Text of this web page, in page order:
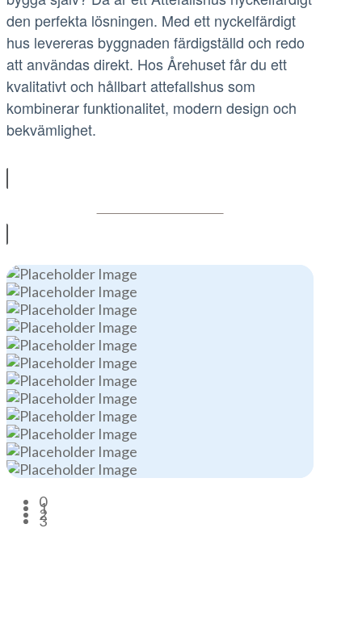
den perfekta lösningen. Med ett nyckelfärdigt
hus levereras byggnaden färdigställd och redo
att användas direkt. Hos Årehuset får du ett
kvalitativt och hållbart attefallshus som
kombinerar funktionalitet, modern design och
bekvämlighet.
0
1
2
3